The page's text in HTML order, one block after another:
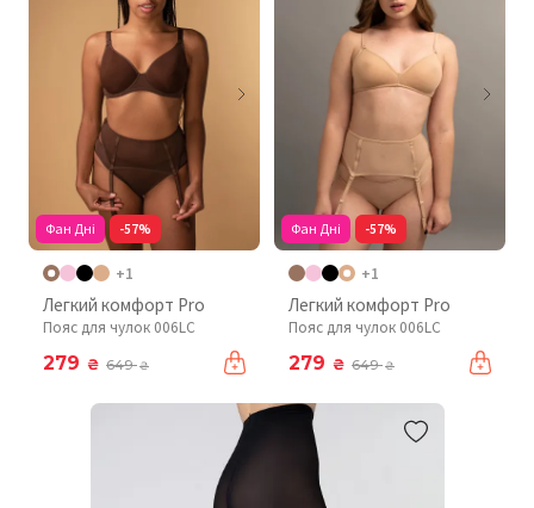
Фан Дні -57%
+1
Легкий комфорт Pro
Пояс для чулок 006LC
279 ₴ 649₴
Фан Дні -57%
+1
Легкий комфорт Pro
Пояс для чулок 006LC
279 ₴ 649₴